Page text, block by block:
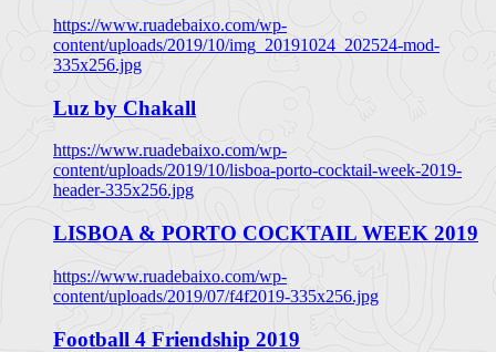
https://www.ruadebaixo.com/wp-
content/uploads/2019/10/img_20191024_202524-mod-
335x256.jpg
Luz by Chakall
https://www.ruadebaixo.com/wp-
content/uploads/2019/10/lisboa-porto-cocktail-week-2019-
header-335x256.jpg
LISBOA & PORTO COCKTAIL WEEK 2019
https://www.ruadebaixo.com/wp-
content/uploads/2019/07/f4f2019-335x256.jpg
Football 4 Friendship 2019